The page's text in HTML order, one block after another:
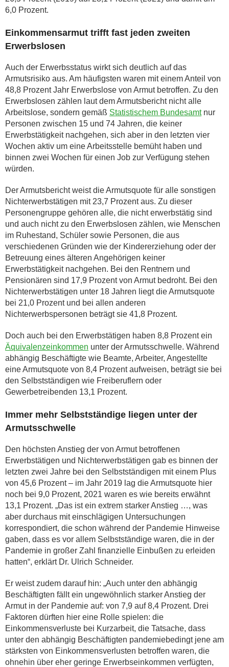
6,0 Prozent.
Einkommensarmut trifft fast jeden zweiten
Erwerbslosen
Auch der Erwerbsstatus wirkt sich deutlich auf das
Armutsrisiko aus. Am häufigsten waren mit einem Anteil von
48,8 Prozent Jahr Erwerbslose von Armut betroffen. Zu den
Erwerbslosen zählen laut dem Armutsbericht nicht alle
Arbeitslose, sondern gemäß Statistischem Bundesamtnur
Personen zwischen 15 und 74 Jahren, die keiner
Erwerbstätigkeit nachgehen, sich aber in den letzten vier
Wochen aktiv um eine Arbeitsstelle bemüht haben und
binnen zwei Wochen für einen Job zur Verfügung stehen
würden.
Der Armutsbericht weist die Armutsquote für alle sonstigen
Nichterwerbstätigen mit 23,7 Prozent aus. Zu dieser
Personengruppe gehören alle, die nicht erwerbstätig sind
und auch nicht zu den Erwerbslosen zählen, wie Menschen
im Ruhestand, Schüler sowie Personen, die aus
verschiedenen Gründen wie der Kindererziehung oder der
Betreuung eines älteren Angehörigen keiner
Erwerbstätigkeit nachgehen. Bei den Rentnern und
Pensionären sind 17,9 Prozent von Armut bedroht. Bei den
Nichterwerbstätigen unter 18 Jahren liegt die Armutsquote
bei 21,0 Prozent und bei allen anderen
Nichterwerbspersonen beträgt sie 41,8 Prozent.
Doch auch bei den Erwerbstätigen haben 8,8 Prozent ein
Äquivalenzeinkommen unter der Armutsschwelle. Während
abhängig Beschäftigte wie Beamte, Arbeiter, Angestellte
eine Armutsquote von 8,4 Prozent aufweisen, beträgt sie bei
den Selbstständigen wie Freiberuflern oder
Gewerbetreibenden 13,1 Prozent.
Immer mehr Selbstständige liegen unter der
Armutsschwelle
Den höchsten Anstieg der von Armut betroffenen
Erwerbstätigen und Nichterwerbstätigen gab es binnen der
letzten zwei Jahre bei den Selbstständigen mit einem Plus
von 45,6 Prozent – im Jahr 2019 lag die Armutsquote hier
noch bei 9,0 Prozent, 2021 waren es wie bereits erwähnt
13,1 Prozent. „Das ist ein extrem starker Anstieg …, was
aber durchaus mit einschlägigen Untersuchungen
korrespondiert, die schon während der Pandemie Hinweise
gaben, dass es vor allem Selbstständige waren, die in der
Pandemie in großer Zahl finanzielle Einbußen zu erleiden
hatten“, erklärt Dr. Ulrich Schneider.
Er weist zudem darauf hin: „Auch unter den abhängig
Beschäftigten fällt ein ungewöhnlich starker Anstieg der
Armut in der Pandemie auf: von 7,9 auf 8,4 Prozent. Drei
Faktoren dürften hier eine Rolle spielen: die
Einkommensverluste bei Kurzarbeit, die Tatsache, dass
unter den abhängig Beschäftigten pandemiebedingt jene am
stärksten von Einkommensverlusten betroffen waren, die
ohnehin über eher geringe Erwerbseinkommen verfügten,